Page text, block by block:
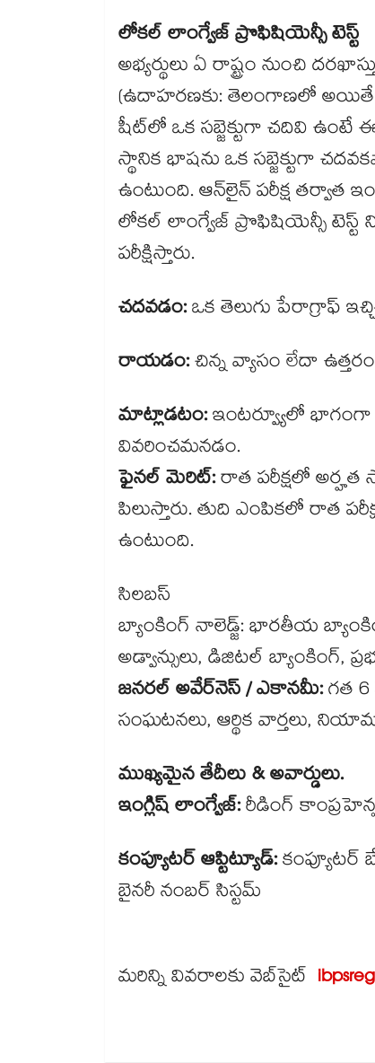
లోకల్ లాంగ్వేజ్ ప్రొఫిషియెన్సీ టెస్ట్
అభ్యర్థులు ఏ రాష్ట్రం నుంచి
(ఉదాహరణకు: తెలంగాణలో అయితే
షీట్‌లో ఒక సబ్జెక్టుగా చదివి ఉంటే
స్థానిక భాషను ఒక సబ్జెక్టుగా
ఉంటుంది. ఆన్‌లైన్ పరీక్ష తర్వాత
లోకల్ లాంగ్వేజ్ ప్రొఫిషియెన్సీ టెస్ట్
పరీక్షిస్తారు.
చదవడం:ఒక తెలుగు పేరాగ్రాఫ్
రాయడం:చిన్న వ్యాసం లేదా
మాట్లాడటం:ఇంటర్వ్యూలో
వివరించమనడం.
ఫైనల్ మెరిట్:రాత పరీక్షలో అర్హత
పిలుస్తారు. తుది ఎంపికలో రాత
ఉంటుంది.
సిలబస్
బ్యాంకింగ్ నాలెడ్జ్: భారతీయ
అడ్వాన్సులు, డిజిటల్ బ్యాంకింగ్,
జనరల్ అవేర్‌నెస్ / ఎకానమీ:గత
సంఘటనలు, ఆర్థిక వార్తలు,
ముఖ్యమైన తేదీలు & అవార్డులు.
ఇంగ్లిష్ లాంగ్వేజ్:రీడింగ్
కంప్యూటర్ ఆప్టిట్యూడ్:కంప్యూటర్
బైనరీ నంబర్ సిస్టమ్
మరిన్ని వివరాలకు వెబ్​సైట్